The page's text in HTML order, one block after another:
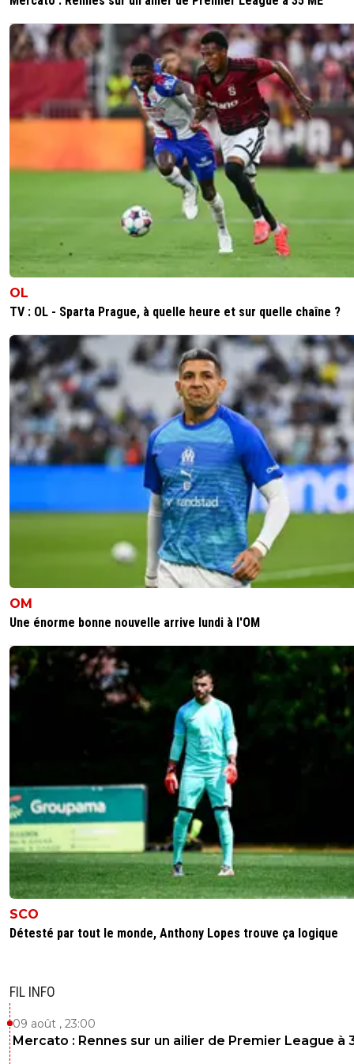
OL
TV : OL - Sparta Prague, à quelle heure et sur quelle chaîne ?
OM
Une énorme bonne nouvelle arrive lundi à l'OM
SCO
Détesté par tout le monde, Anthony Lopes trouve ça logique
FIL INFO
09 août , 23:00
Mercato : Rennes sur un ailier de Premier League à